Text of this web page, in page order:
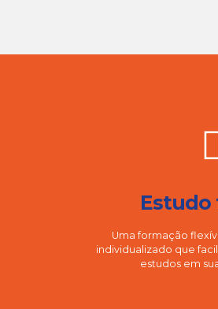
Estudo
Uma formação
individualizado que
estudos em